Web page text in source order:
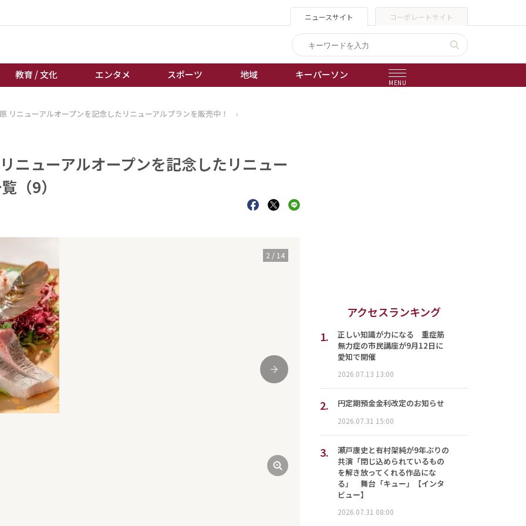
ニュースサイト コーポレートサイト
教育 / 文化 エンタメ スポーツ 地域 キーパーソン
MENU
経済 / ビジネス
エンタメ
スポーツ
誰もが輝いて働く社会へ
競輪
リニューアルオープンを記念したリニューアルプランを販売中！ ›
ニューアルオープンを記念したリニュー
（9）
次
3 / 14
アクセスランキング
1.
正しい知識が力になる 重症筋
無力症の市民講座が9月12日に
愛知で開催
2026.07.13 13:00
2. 円定期預金金利改定のお知らせ
2026.07.31 15:00
3.
瀬戸康史と有村架純が9年ぶりの
共演「閉じ込められているもの
を解き放ってくれる作品にな
る」 舞台「キュー」【インタ
ビュー】
2026.07.31 08:00